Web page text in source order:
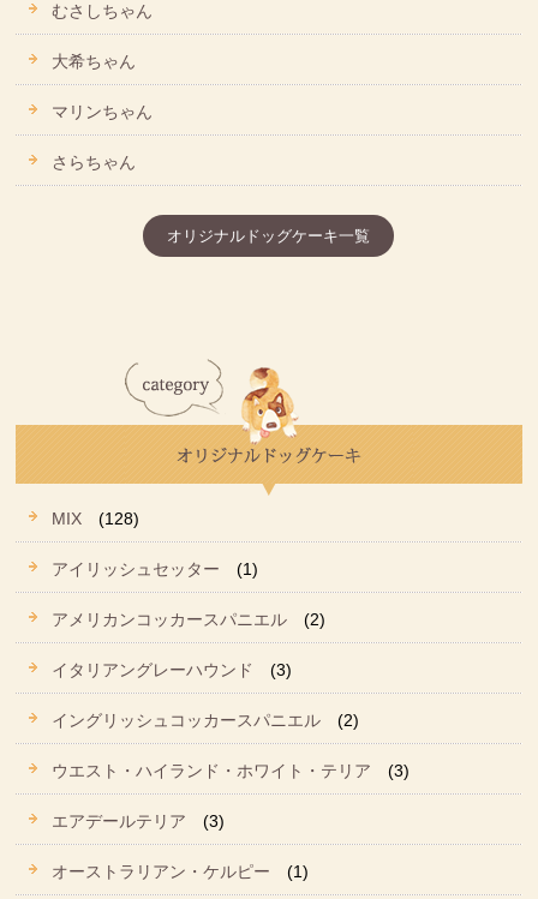
むさしちゃん
大希ちゃん
マリンちゃん
さらちゃん
オリジナルドッグケーキ一覧
MIX (128)
アイリッシュセッター (1)
アメリカンコッカースパニエル (2)
イタリアングレーハウンド (3)
イングリッシュコッカースパニエル (2)
ウエスト・ハイランド・ホワイト・テリア (3)
エアデールテリア (3)
オーストラリアン・ケルピー (1)